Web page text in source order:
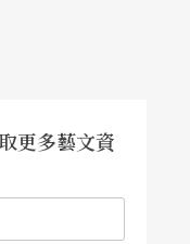
更多藝文資